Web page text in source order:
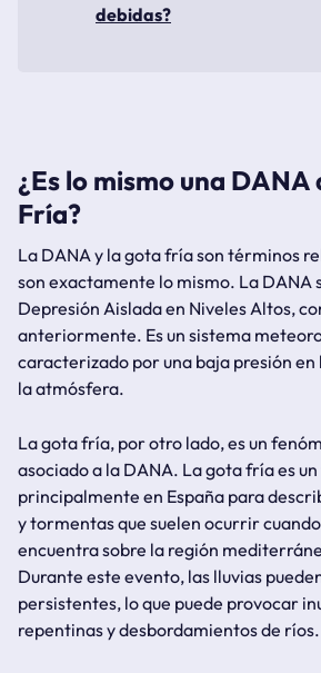
debidas?
¿Es lo mismo una DANA
Fría?
La DANA y la gota fría son términos
son exactamente lo mismo. La DANA
Depresión Aislada en Niveles Altos,
anteriormente. Es un sistema
caracterizado por una baja presión en
la atmósfera.
La gota fría, por otro lado, es un
asociado a la DANA. La gota fría es
principalmente en España para
y tormentas que suelen ocurrir
encuentra sobre la región
Durante este evento, las lluvias
persistentes, lo que puede provocar
repentinas y desbordamientos de ríos.